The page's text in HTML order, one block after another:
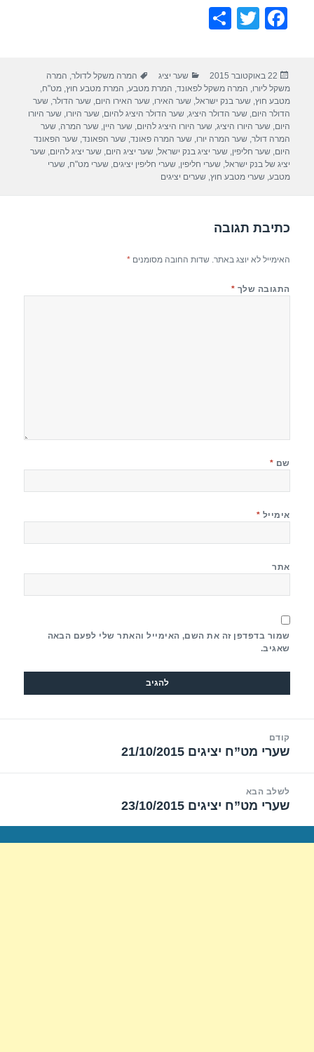
F
e
b
o
o
k
T
er
e
פורסם
בתאריך
22 באוקטובר 2015 קטגוריות
שער יציג תגיות
המרה משקל לדולר, המרה
משקל ליורו, המרה משקל לפאונד, המרת מטבע, המרת מטבע חוץ,מט"ח,
מטבע חוץ,שער בנק ישראל,שער האירו,שער האירו היום,שער הדולר,שער
הדולר היום,שער הדולר היציג,שער הדולר היציג להיום,שער היורו,שער היורו
היום,שער היורו היציג,שער היורו היציג להיום,שער היין,שער המרה,שער
המרה דולר,שער המרה יורו,שער המרה פאונד,שער הפאונד,שער הפאונד
היום,שער חליפין,שער יציג בנק ישראל,שער יציג היום,שער יציג להיום,שער
יציג של בנק ישראל,שערי חליפין,שערי חליפין יציגים,שערי מט"ח,שערי
מטבע,שערי מטבע חוץ,שערים יציגים
כתיבת תגובה
האימייל לא יוצג באתר. שדות החובה מסומנים*
התגובה שלך *
שם *
אימייל *
אתר
שמור בדפדפן זה את השם, האימייל והאתר שלי לפעם הבאה
שאגיב.
קודם
הפוסט
שערי מט”ח יציגים 21/10/2015
לשלב הבא
הפוסט
שערי מט”ח יציגים 23/10/2015